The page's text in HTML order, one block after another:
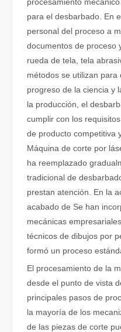
El corte por láser de tubos
El corte de metal por láser
para el desbarbado. En
personal del proceso a
documentos de proceso
rueda de tela, tela
métodos se utilizan
progreso de la ciencia y
la producción, el
cumplir con los
de producto competitiva
Máquina de corte por
ha reemplazado
tradicional de
prestan atención. En la
acabado de Se han
mecánicas
técnicos de dibujos por
formó un proceso
El procesamiento de la
desde el punto de vista
principales pasos de
la mayoría de los
de las piezas de corte